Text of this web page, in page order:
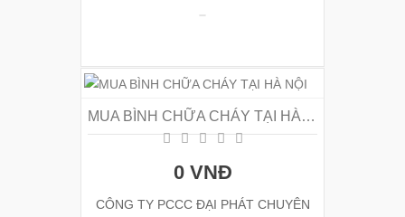
MUA BÌNH CHỮA CHÁY TẠI HÀ NỘI
0 VNĐ
CÔNG TY PCCC ĐẠI PHÁT CHUYÊN